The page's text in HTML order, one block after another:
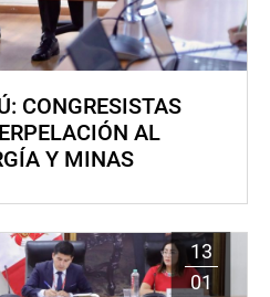
CONGRESISTAS
AL
Y MINAS
13
01